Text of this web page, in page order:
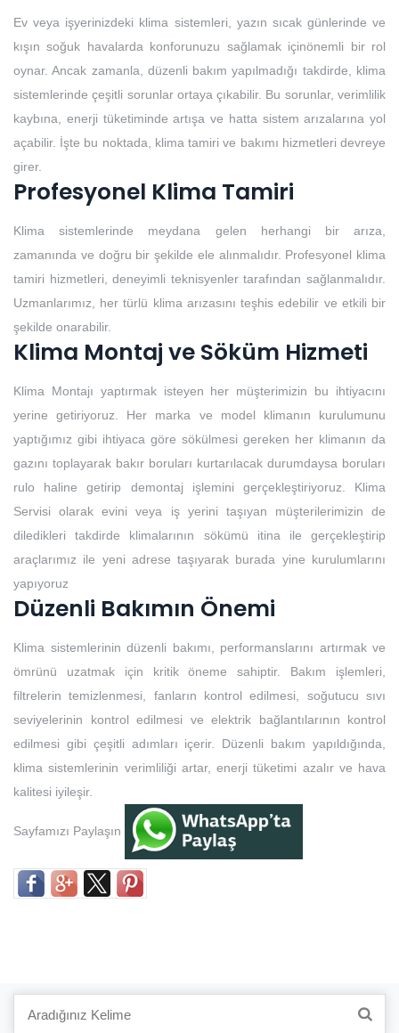
Ev veya işyerinizdeki klima sistemleri, yazın sıcak günlerinde ve
kışın soğuk havalarda konforunuzu sağlamak içinönemli bir rol
oynar. Ancak zamanla, düzenli bakım yapılmadığı takdirde, klima
sistemlerinde çeşitli sorunlar ortaya çıkabilir. Bu sorunlar, verimlilik
kaybına, enerji tüketiminde artışa ve hatta sistem arızalarına yol
açabilir. İşte bu noktada, klima tamiri ve bakımı hizmetleri devreye
girer.
Profesyonel Klima Tamiri
Klima sistemlerinde meydana gelen herhangi bir arıza,
zamanında ve doğru bir şekilde ele alınmalıdır. Profesyonel klima
tamiri hizmetleri, deneyimli teknisyenler tarafından sağlanmalıdır.
Uzmanlarımız, her türlü klima arızasını teşhis edebilir ve etkili bir
şekilde onarabilir.
Klima Montaj ve Söküm Hizmeti
Klima Montajı yaptırmak isteyen her müşterimizin bu ihtiyacını
yerine getiriyoruz. Her marka ve model klimanın kurulumunu
yaptığımız gibi ihtiyaca göre sökülmesi gereken her klimanın da
gazını toplayarak bakır boruları kurtarılacak durumdaysa boruları
rulo haline getirip demontaj işlemini gerçekleştiriyoruz. Klima
Servisi olarak evini veya iş yerini taşıyan müşterilerimizin de
diledikleri takdirde klimalarının sökümü itina ile gerçekleştirip
araçlarımız ile yeni adrese taşıyarak burada yine kurulumlarını
yapıyoruz
Düzenli Bakımın Önemi
Klima sistemlerinin düzenli bakımı, performanslarını artırmak ve
ömrünü uzatmak için kritik öneme sahiptir. Bakım işlemleri,
filtrelerin temizlenmesi, fanların kontrol edilmesi, soğutucu sıvı
seviyelerinin kontrol edilmesi ve elektrik bağlantılarının kontrol
edilmesi gibi çeşitli adımları içerir. Düzenli bakım yapıldığında,
klima sistemlerinin verimliliği artar, enerji tüketimi azalır ve hava
kalitesi iyileşir.
Sayfamızı Paylaşın